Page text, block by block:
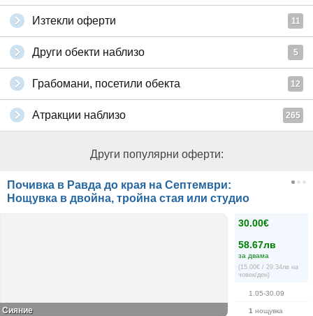
Изтекли оферти 11
Други обекти наблизо 5
Грабомани, посетили обекта 12
Атракции наблизо 265
Други популярни оферти:
Почивка в Равда до края на Септември:
Нощувка в двойна, тройна стая или студио
30.00€
58.67лв
за двама
(15.00€ / 29.34лв на
човек/ден)
1.05-30.09
1 нощувка
Сияние